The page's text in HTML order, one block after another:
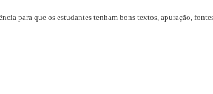
para que os estudantes tenham bons textos, apuração,